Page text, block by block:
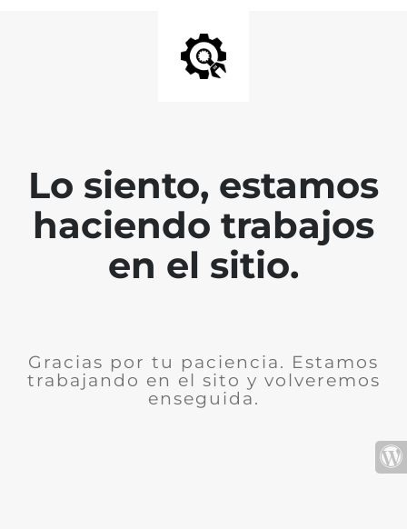
Lo siento, estamos
haciendo trabajos
en el sitio.
Gracias por tu paciencia. Estamos
trabajando en el sito y volveremos
enseguida.